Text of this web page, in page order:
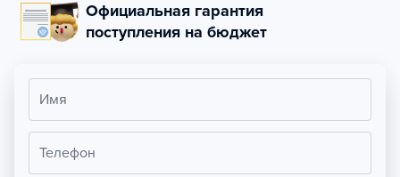
Официальная гарантия
поступления на бюджет
Имя
Телефон